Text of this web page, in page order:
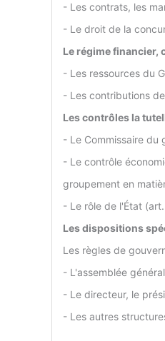
- Les contrats, les
- Le droit de la
Le régime financier,
- Les ressources du
- Les contributions
Les contrôles la
- Le Commissaire du
- Le contrôle
groupement en
- Le rôle de l'État
Les dispositions
Les règles de
- L'assemblée
- Le directeur, le
- Les autres